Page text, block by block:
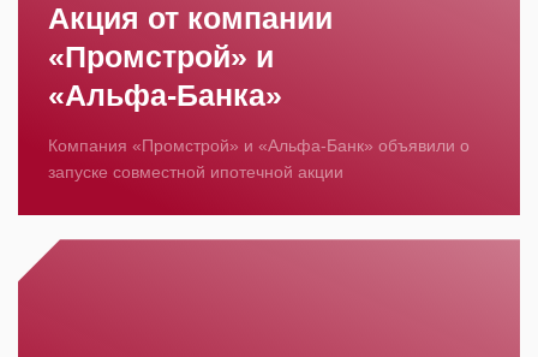
Акция от компании
«Промстрой» и
«Альфа‑Банка»
Компания «Промстрой» и «Альфа‑Банк» объявили о
запуске совместной ипотечной акции